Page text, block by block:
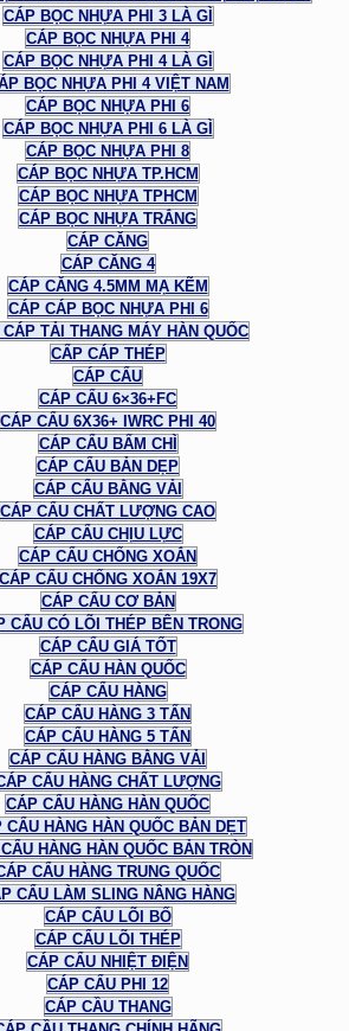
CÁP BỌC NHỰA PHI 3 LÀ GÌ
CÁP BỌC NHỰA PHI 4
CÁP BỌC NHỰA PHI 4 LÀ GÌ
BỌC NHỰA PHI 4 VIỆT NAM
CÁP BỌC NHỰA PHI 6
CÁP BỌC NHỰA PHI 6 LÀ GÌ
CÁP BỌC NHỰA PHI 8
CÁP BỌC NHỰA TP.HCM
CÁP BỌC NHỰA TPHCM
CÁP BỌC NHỰA TRẮNG
CÁP CĂNG
CÁP CĂNG 4
CÁP CĂNG 4.5MM MẠ KẼM
CÁP CÁP BỌC NHỰA PHI 6
TẢI THANG MÁY HÀN QUỐC
CẤP CÁP THÉP
CÁP CẨU
CÁP CẨU 6×36+FC
CÁP CẨU 6X36+ IWRC PHI 40
CÁP CẨU BẤM CHÌ
CÁP CẨU BẢN DẸP
CÁP CẨU BẰNG VẢI
CÁP CẨU CHẤT LƯỢNG CAO
CÁP CẨU CHỊU LỰC
CÁP CẨU CHỐNG XOẮN
CÁP CẨU CHỐNG XOẮN 19X7
CÁP CẨU CƠ BẢN
CẨU CÓ LÕI THÉP BÊN TRONG
CÁP CẨU GIÁ TỐT
CÁP CẨU HÀN QUỐC
CÁP CẨU HÀNG
CÁP CẨU HÀNG 3 TẤN
CÁP CẨU HÀNG 5 TẤN
CÁP CẨU HÀNG BẰNG VẢI
CẨU HÀNG CHẤT LƯỢNG
CÁP CẨU HÀNG HÀN QUỐC
CẨU HÀNG HÀN QUỐC BẢN DẸT
HÀNG HÀN QUỐC BẢN TRÒN
CẨU HÀNG TRUNG QUỐC
CẨU LÀM SLING NÂNG HÀNG
CÁP CẨU LÕI BỐ
CÁP CẨU LÕI THÉP
CÁP CẨU NHIỆT ĐIỆN
CÁP CẨU PHI 12
CÁP CẦU THANG